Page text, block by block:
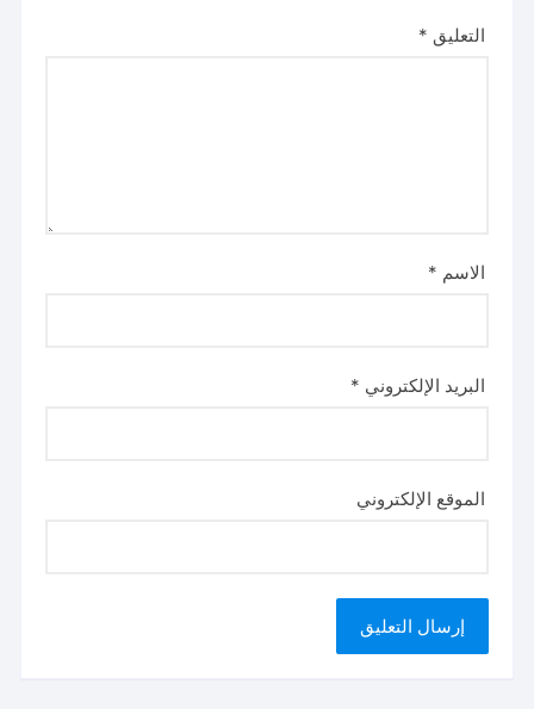
التعليق *
الاسم *
البريد الإلكتروني *
الموقع الإلكتروني